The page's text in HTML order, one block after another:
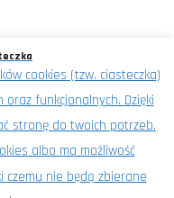
cookies (tzw. ciasteczka)
funkcjonalnych. Dzięki
stronę do twoich potrzeb.
albo ma możliwość
czemu nie będą zbierane